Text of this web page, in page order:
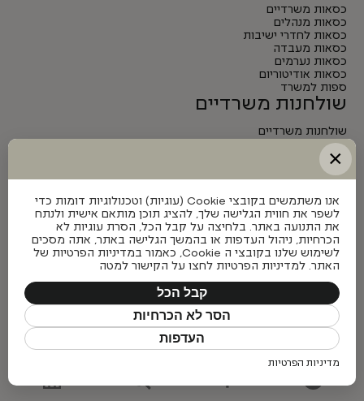
כסאות משרדיים
כסאות מנהלים
כסאות לחדרי ישיבות
כסאות מעבדה
כסאות נערמים
כסאות אודיטוריום
ספות למשרד
שולחנות משרדיים
שולחנות משרדיים
שולחנות מנהלים
שולחנות לחדרי ישיבות
שולחנות מתכווננים חשמליים
כל הזכויות שמורות © פיטרו ריהוט משרדי 2026
Made with ❤ by
×
אנו משתמשים בקובצי Cookie (עוגיות) וטכנולוגיות דומות כדי
לשפר את חווית הגלישה שלך, להציג תוכן מותאם אישית ולנתח
את התנועה באתר. בלחיצה על קבל הכל, הסרת עוגיות לא
הכרחיות, ניהול העדפות או בהמשך הגלישה באתר, אתה מסכים
לשימוש שלנו בקובצי ה Cookie, כאמור במדיניות הפרטיות של
האתר. למדיניות הפרטיות לחצו על הקישור למטה
קבל הכל
הסר לא הכרחיות
העדפות
מדיניות הפרטיות